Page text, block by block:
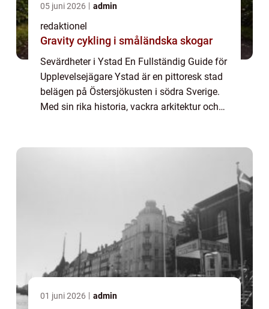
05 juni 2026 admin
redaktionel
Gravity cykling i småländska skogar
Sevärdheter i Ystad En Fullständig Guide för
Upplevelsejägare Ystad är en pittoresk stad
belägen på Östersjökusten i södra Sverige.
Med sin rika historia, vackra arkitektur och
01 juni 2026 admin